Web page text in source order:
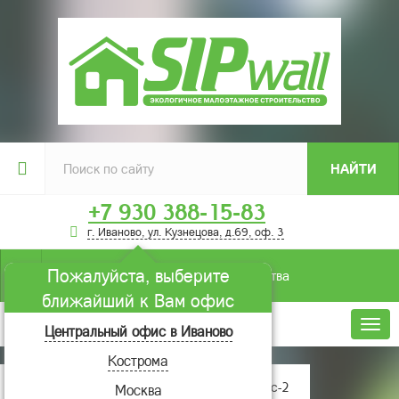
НАЙТИ
+7 930 388-15-83
г. Иваново, ул. Кузнецова, д.69, оф. 3
Пожалуйста, выберите
ближайший к Вам офис
Центральный офис в Иваново
Кострома
Москва
Условия строительства
Меню
Проекты домов Пегас-2